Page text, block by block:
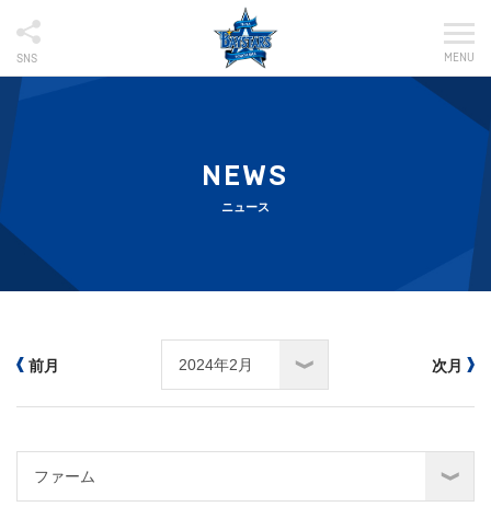
SNS MENU
NEWS
ニュース
前月 次月